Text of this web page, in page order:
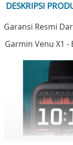
DESKRIPSI
Garansi Resmi
Garmin Venu X1 -